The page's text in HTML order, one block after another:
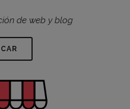
de web y blog